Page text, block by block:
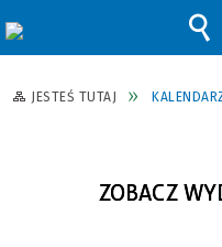
JESTEŚ TUTAJ
ZOBACZ